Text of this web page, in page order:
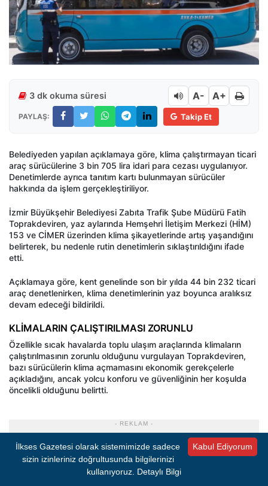
3 dk okuma süresi A- A+
PAYLAŞ: Takip Et
Belediyeden yapılan açıklamaya göre, klima çalıştırmayan ticari
araç sürücülerine 3 bin 705 lira idari para cezası uygulanıyor.
Denetimlerde ayrıca tanıtım kartı bulunmayan sürücüler
hakkında da işlem gerçekleştiriliyor.
İzmir Büyükşehir Belediyesi Zabıta Trafik Şube Müdürü Fatih
Toprakdeviren, yaz aylarında Hemşehri İletişim Merkezi (HİM)
153 ve CİMER üzerinden klima şikayetlerinde artış yaşandığını
belirterek, bu nedenle rutin denetimlerin sıklaştırıldığını ifade
etti.
Açıklamaya göre, kent genelinde son bir yılda 44 bin 232 ticari
araç denetlenirken, klima denetimlerinin yaz boyunca aralıksız
devam edeceği bildirildi.
KLİMALARIN ÇALIŞTIRILMASI ZORUNLU
Özellikle sıcak havalarda toplu ulaşım araçlarında klimaların
çalıştırılmasının zorunlu olduğunu vurgulayan Toprakdeviren,
bazı sürücülerin klima açmamasını ekonomik gerekçelerle
açıkladığını, ancak yolcu konforu ve güvenliğinin her koşulda
öncelikli olduğunu belirtti.
- REKLAM -
Kabul Ediyorum
İlkses Gazetesi olarak sistemimizde sadece
sizin izinleriniz doğrultusunda bilgilerinizi
kullanıyoruz. Detaylı Bilgi